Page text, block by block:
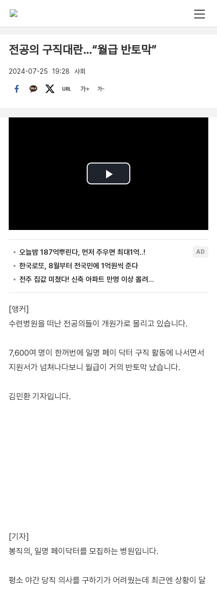
전공의 구직대란…“월급 반토막”
2024-07-25 19:28 사회
[앵커]
수련병원을 떠난 전공의들이 개원가로 몰리고 있습니다.
7,600여 명이 한꺼번에 일명 페이 닥터 구직 활동에 나서면서
지원서가 넘쳐나다보니 월급이 거의 반토막 났습니다.
김민환 기자입니다.
[기자]
봉직의, 일명 페이닥터를 모집하는 병원입니다.
평소 야간 당직 의사를 구하기가 어려웠는데 최근엔 상황이 달